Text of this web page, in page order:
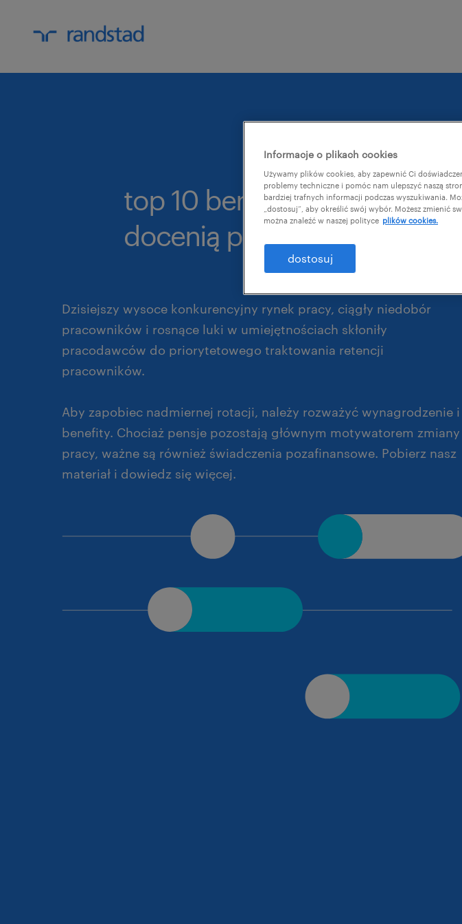
top 10 benefitów, które
docenią pracownicy.
Dzisiejszy wysoce konkurencyjny rynek pracy, ciągły niedobór
pracowników i rosnące luki w umiejętnościach skłoniły
pracodawców do priorytetowego traktowania retencji
pracowników.
Aby zapobiec nadmiernej rotacji, należy rozważyć wynagrodzenie i
benefity. Chociaż pensje pozostają głównym motywatorem zmiany
pracy, ważne są również świadczenia pozafinansowe. Pobierz nasz
materiał i dowiedz się więcej.
Informacje o plikach cookies
Używamy plików cookies, aby zapewnić Ci
problemy techniczne i pomóc nam ulepszyć naszą
bardziej trafnych informacji podczas wyszukiwania.
„dostosuj”, aby określić swój wybór. Możesz zmienić
można znaleźć w naszej polityce plików cookies.
dostosuj